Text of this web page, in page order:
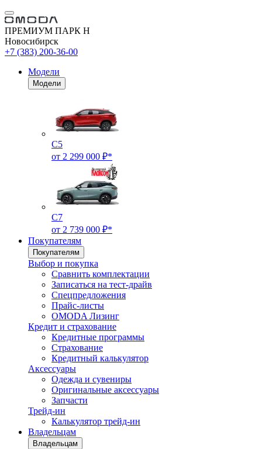
ПРЕМИУМ ПАРК Н
Новосибирск
+7 (383) 200-36-00
Модели
Модели
C5
от 2 299 000 ₽*
C7
от 2 739 000 ₽*
Покупателям
Покупателям
Выбор и покупка
Сравнить комплектации
Записаться на тест-драйв
Cпецпредложения
Прайс-листы
OMODA Лизинг
Кредит и страхование
Кредитные программы
Страхование
Кредитный калькулятор
Аксессуары
Одежда и сувениры
Оригинальные аксессуары
Запчасти
Трейд-ин
Калькулятор трейд-ин
Владельцам
Владельцам